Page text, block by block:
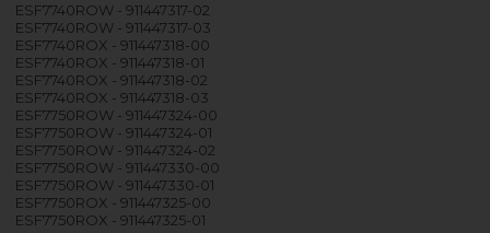
ESF7740ROW - 911447317-02
ESF7740ROW - 911447317-03
ESF7740ROX - 911447318-00
ESF7740ROX - 911447318-01
ESF7740ROX - 911447318-02
ESF7740ROX - 911447318-03
ESF7750ROW - 911447324-00
ESF7750ROW - 911447324-01
ESF7750ROW - 911447324-02
ESF7750ROW - 911447330-00
ESF7750ROW - 911447330-01
ESF7750ROX - 911447325-00
ESF7750ROX - 911447325-01